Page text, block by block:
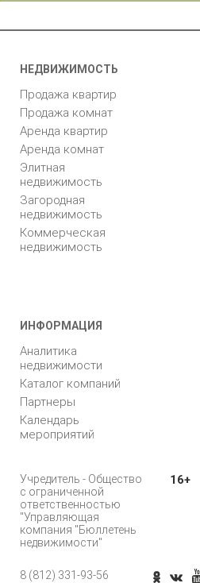
НЕДВИЖИМОСТЬ
Продажа квартир
Продажа комнат
Аренда квартир
Аренда комнат
Элитная
недвижимость
Загородная
недвижимость
Коммерческая
недвижимость
ИНФОРМАЦИЯ
Аналитика
недвижимости
Каталог компаний
Партнеры
Календарь
мероприятий
Учредитель - Общество
с ограниченной
ответственностью
"Управляющая
компания "Бюллетень
недвижимости"
16+
8 (812) 331-93-56